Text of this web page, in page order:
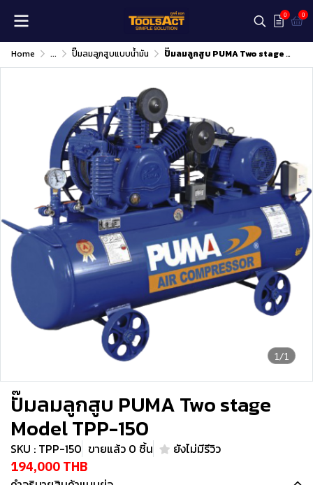
0 0
Home ... ปั๊มลมลูกสูบแบบน้ำมัน ปั๊มลมลูกสูบ PUMA Two stage Model TPP-150
1/1
ปั๊มลมลูกสูบ PUMA Two stage
Model TPP-150
SKU : TPP-150 ขายแล้ว 0 ชิ้น ยังไม่มีรีวิว
194,000 THB